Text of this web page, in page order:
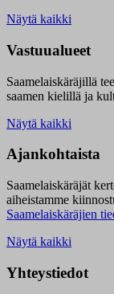
Näytä kaikki
Vastuualueet
Saamelaiskäräjillä t
saamen kielillä ja
Näytä kaikki
Ajankohtaista
Saamelaiskäräjät
aiheistamme
Saamelaiskäräjien
Näytä kaikki
Yhteystiedot